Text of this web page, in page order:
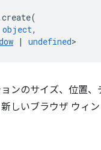
create(
object,
| undefined>
ンのサイズ、位置、
しいブラウザ ウィ